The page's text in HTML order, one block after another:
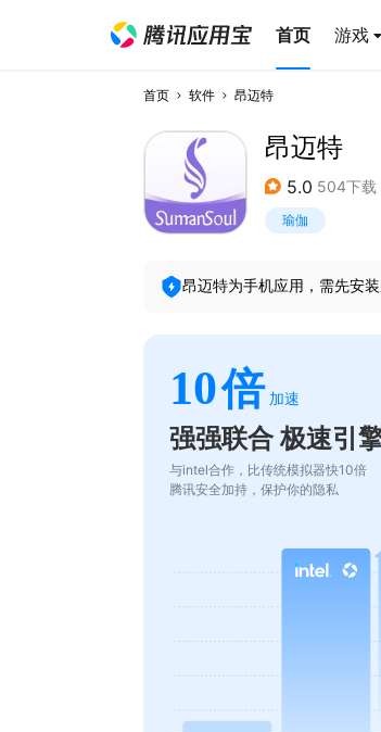
首页 游戏
首页 软件 昂迈特
昂迈特
5.0 504下载
瑜伽
昂迈特为手机应用，需先安
10倍 加速
强强联合 极速引
与intel合作，比传统模拟器快10倍
腾讯安全加持，保护你的隐私